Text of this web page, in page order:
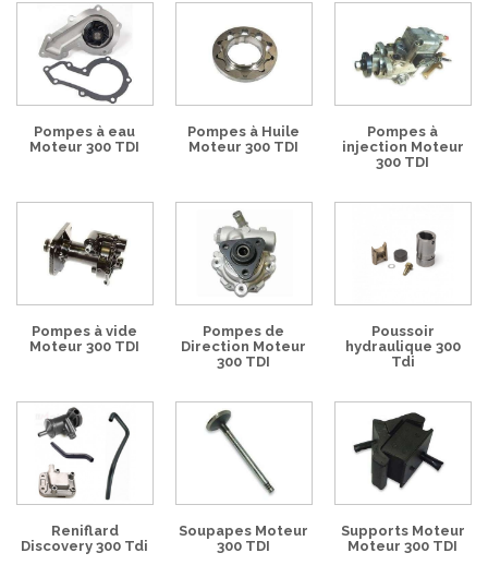
Pompes à eau
Moteur 300 TDI
Pompes à Huile
Moteur 300 TDI
Pompes à
injection Moteur
300 TDI
Pompes à vide
Moteur 300 TDI
Pompes de
Direction Moteur
300 TDI
Poussoir
hydraulique 300
Tdi
Reniflard
Discovery 300 Tdi
Soupapes Moteur
300 TDI
Supports Moteur
Moteur 300 TDI